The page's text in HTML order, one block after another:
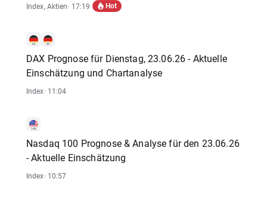
Index,Aktien· 17:19 Hot
DAX Prognose für Dienstag, 23.06.26 - Aktuelle
Einschätzung und Chartanalyse
Index· 11:04
Nasdaq 100 Prognose & Analyse für den 23.06.26
- Aktuelle Einschätzung
Index· 10:57